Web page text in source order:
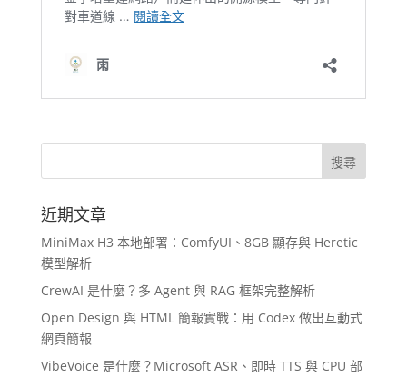
近期文章
MiniMax H3 本地部署：ComfyUI、8GB 顯存與 Heretic
模型解析
CrewAI 是什麼？多 Agent 與 RAG 框架完整解析
Open Design 與 HTML 簡報實戰：用 Codex 做出互動式
網頁簡報
VibeVoice 是什麼？Microsoft ASR、即時 TTS 與 CPU 部